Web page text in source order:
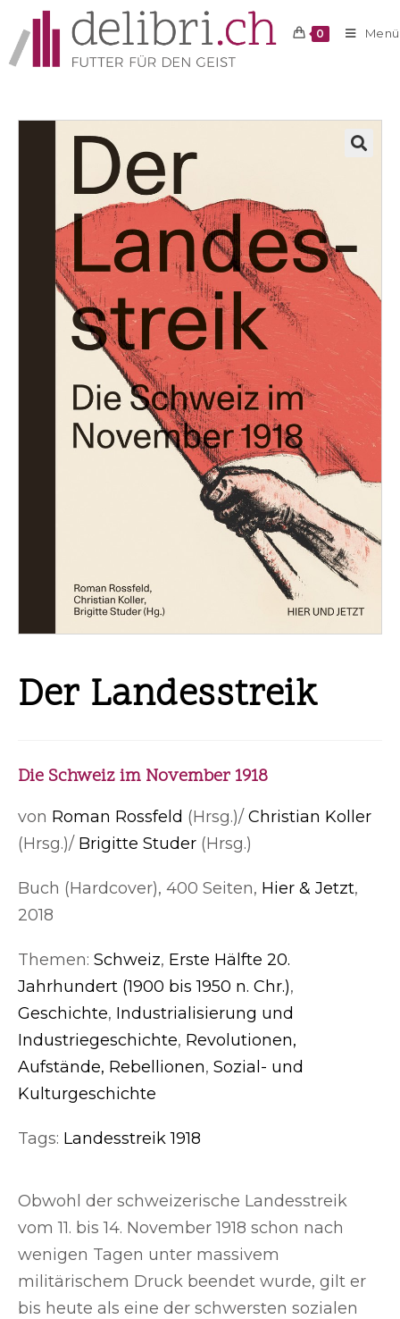
0 Menü
Der Landesstreik
Die Schweiz im November 1918
von Roman Rossfeld (Hrsg.)/ Christian Koller
(Hrsg.)/ Brigitte Studer (Hrsg.)
Buch (Hardcover), 400 Seiten, Hier & Jetzt,
2018
Themen: Schweiz, Erste Hälfte 20.
Jahrhundert (1900 bis 1950 n. Chr.),
Geschichte, Industrialisierung und
Industriegeschichte, Revolutionen,
Aufstände, Rebellionen, Sozial- und
Kulturgeschichte
Tags: Landesstreik 1918
Obwohl der schweizerische Landesstreik
vom 11. bis 14. November 1918 schon nach
wenigen Tagen unter massivem
militärischem Druck beendet wurde, gilt er
bis heute als eine der schwersten sozialen